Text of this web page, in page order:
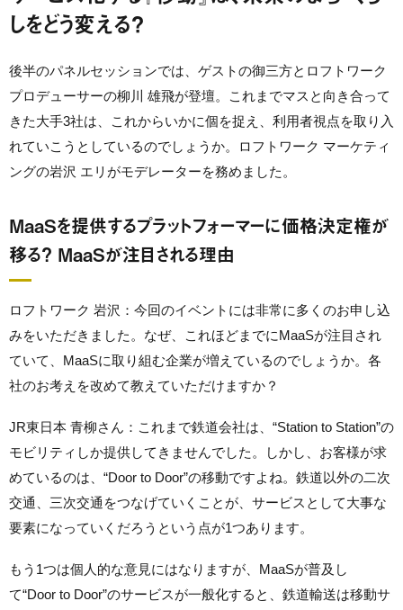
しをどう変える？
後半のパネルセッションでは、ゲストの御三方とロフトワーク
プロデューサーの柳川 雄飛が登壇。これまでマスと向き合って
きた大手3社は、これからいかに個を捉え、利用者視点を取り入
れていこうとしているのでしょうか。ロフトワーク マーケティ
ングの岩沢 エリがモデレーターを務めました。
MaaSを提供するプラットフォーマーに価格決定権が
移る？ MaaSが注目される理由
ロフトワーク 岩沢：今回のイベントには非常に多くのお申し込
みをいただきました。なぜ、これほどまでにMaaSが注目され
ていて、MaaSに取り組む企業が増えているのでしょうか。各
社のお考えを改めて教えていただけますか？
JR東日本 青柳さん：これまで鉄道会社は、“Station to Station”の
モビリティしか提供してきませんでした。しかし、お客様が求
めているのは、“Door to Door”の移動ですよね。鉄道以外の二次
交通、三次交通をつなげていくことが、サービスとして大事な
要素になっていくだろうという点が1つあります。
もう1つは個人的な意見にはなりますが、MaaSが普及し
て“Door to Door”のサービスが一般化すると、鉄道輸送は移動サ